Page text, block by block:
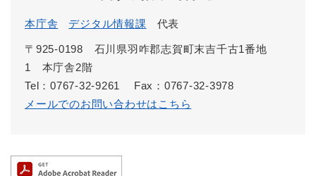
本庁舎 デジタル情報課 代表
〒925-0198 石川県羽咋郡志賀町末吉千古1番地
1 本庁舎2階
Tel：0767-32-9261
Fax：0767-32-3978
メールでのお問い合わせはこちら